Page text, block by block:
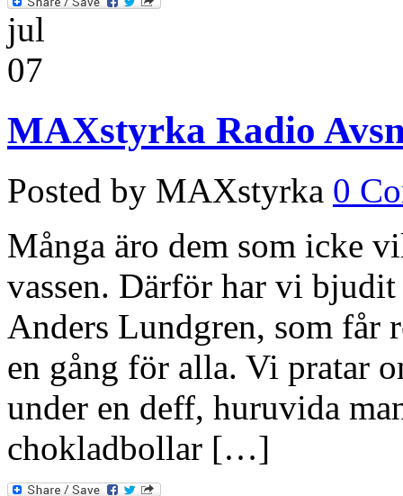
jul
07
MAXstyrka Radio
Posted by MAXstyrka 0
Många äro dem som icke
vassen. Därför har vi
Anders Lundgren, som får
en gång för alla. Vi pratar
under en deff, huruvida
chokladbollar […]